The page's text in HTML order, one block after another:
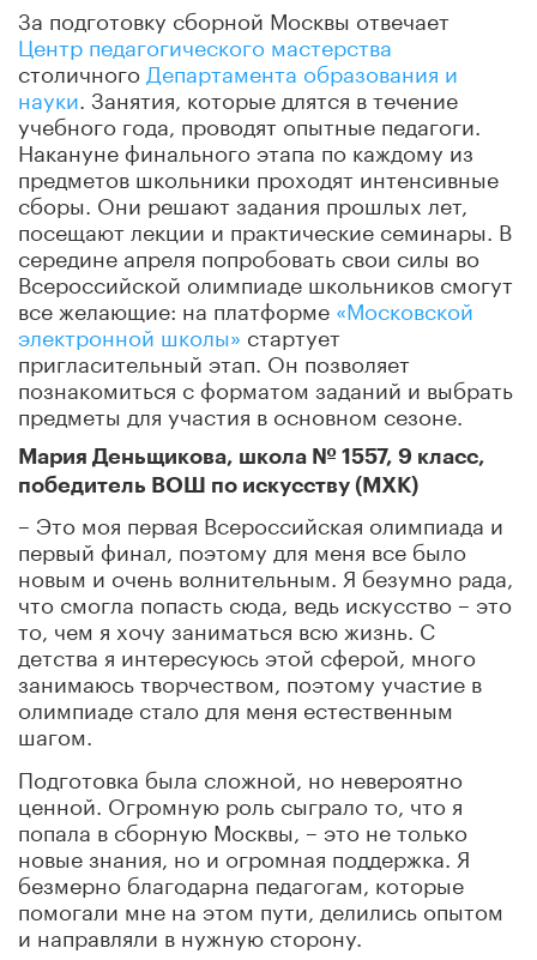
За подготовку сборной Москвы отвечает
Центр педагогического мастерства
столичного Департамента образования и
науки . Занятия, которые длятся в течение
учебного года, проводят опытные педагоги.
Накануне финального этапа по каждому из
предметов школьники проходят интенсивные
сборы. Они решают задания прошлых лет,
посещают лекции и практические семинары. В
середине апреля попробовать свои силы во
Всероссийской олимпиаде школьников смогут
все желающие: на платформе «Московской
электронной школы» стартует
пригласительный этап. Он позволяет
познакомиться с форматом заданий и выбрать
предметы для участия в основном сезоне.
Мария Деньщикова, школа № 1557, 9 класс,
победитель ВОШ по искусству (МХК)
– Это моя первая Всероссийская олимпиада и
первый финал, поэтому для меня все было
новым и очень волнительным. Я безумно рада,
что смогла попасть сюда, ведь искусство – это
то, чем я хочу заниматься всю жизнь. С
детства я интересуюсь этой сферой, много
занимаюсь творчеством, поэтому участие в
олимпиаде стало для меня естественным
шагом.
Подготовка была сложной, но невероятно
ценной. Огромную роль сыграло то, что я
попала в сборную Москвы, – это не только
новые знания, но и огромная поддержка. Я
безмерно благодарна педагогам, которые
помогали мне на этом пути, делились опытом
и направляли в нужную сторону.